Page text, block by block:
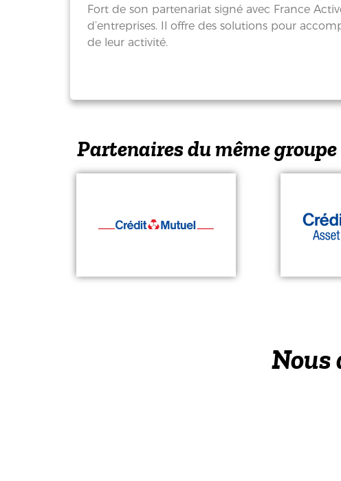
Fort de son partenariat signé avec France
d’entreprises. Il offre des solutions pour
de leur activité.
Partenaires du même groupe
Nous